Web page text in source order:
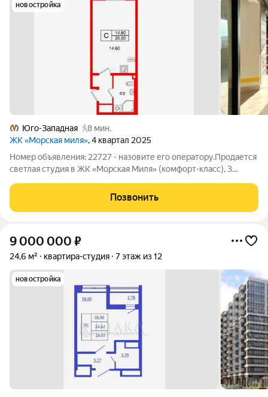
новостройка
Юго-Западная
8 мин.
ЖК «Морская миля», 4 квартал 2025
Номер объявления: 22727 - назовите его оператору.Продается
светлая студия в ЖК «Морская Миля» (комфорт-класс), 3
готова к проживанию,
Позвонить
9 000 000 ₽
24,6 м² квартира-студия 7 этаж из 12
новостройка